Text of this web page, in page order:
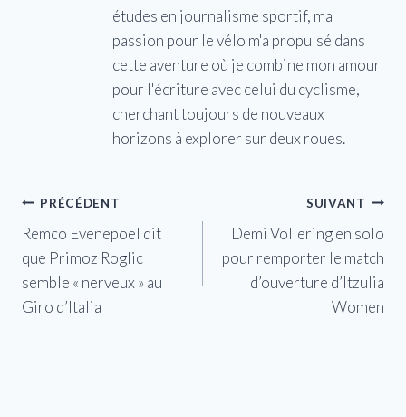
études en journalisme sportif, ma
passion pour le vélo m'a propulsé dans
cette aventure où je combine mon amour
pour l'écriture avec celui du cyclisme,
cherchant toujours de nouveaux
horizons à explorer sur deux roues.
Navigation
de
l’article
PRÉCÉDENT
Remco Evenepoel dit
que Primoz Roglic
semble « nerveux » au
Giro d’Italia
SUIVANT
Demi Vollering en solo
pour remporter le match
d’ouverture d’Itzulia
Women